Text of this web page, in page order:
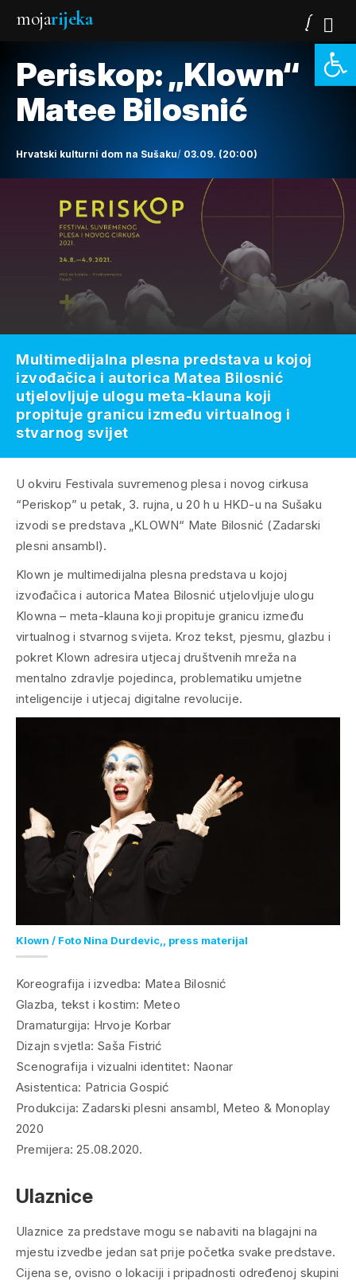
mojarijeka
Periskop: „Klown“
Matee Bilosnić
Hrvatski kulturni dom na Sušaku 03.09. (20:00)
U okviru Festivala suvremenog plesa i novog cirkusa
“Periskop” u petak, 3. rujna, u 20 h u HKD-u na Sušaku
izvodi se predstava „KLOWN“ Mate Bilosnić (Zadarski
plesni ansambl).
Klown je multimedijalna plesna predstava u kojoj
izvođačica i autorica Matea Bilosnić utjelovljuje ulogu
Klowna – meta-klauna koji propituje granicu između
virtualnog i stvarnog svijeta. Kroz tekst, pjesmu, glazbu i
pokret Klown adresira utjecaj društvenih mreža na
mentalno zdravlje pojedinca, problematiku umjetne
inteligencije i utjecaj digitalne revolucije.
Klown / Foto Nina Durdevic,, press materijal
Koreografija i izvedba: Matea Bilosnić
Glazba, tekst i kostim: Meteo
Dramaturgija: Hrvoje Korbar
Dizajn svjetla: Saša Fistrić
Scenografija i vizualni identitet: Naonar
Asistentica: Patricia Gospić
Produkcija: Zadarski plesni ansambl, Meteo & Monoplay
2020
Premijera: 25.08.2020.
Ulaznice
Ulaznice za predstave mogu se nabaviti na blagajni na
mjestu izvedbe jedan sat prije početka svake predstave.
Cijena se, ovisno o lokaciji i pripadnosti određenoj skupini
Multimedijalna plesna predstava u kojoj
izvođačica i autorica Matea Bilosnić
utjelovljuje ulogu meta-klauna koji
propituje granicu između virtualnog i
stvarnog svijet